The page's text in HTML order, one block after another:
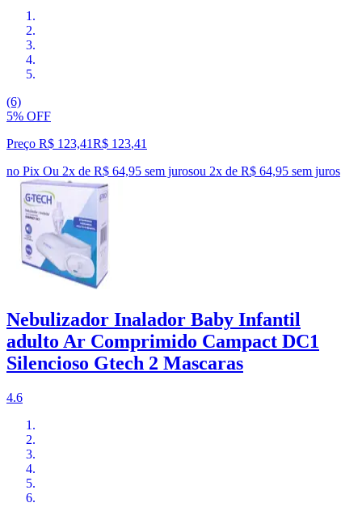
(6)
5% OFF
Preço R$ 123,41R$ 123,41
no Pix Ou 2x de R$ 64,95 sem jurosou 2x de R$ 64,95 sem juros
Nebulizador Inalador Baby Infantil
adulto Ar Comprimido Campact DC1
Silencioso Gtech 2 Mascaras
4.6